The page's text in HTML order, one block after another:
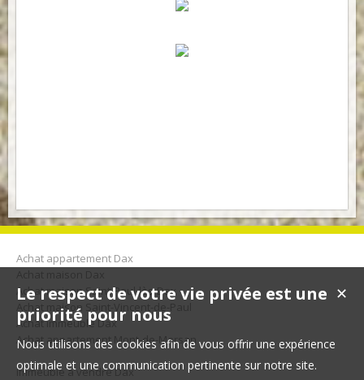
Achat appartement Dax
Achat maison Saint-Paul-lès-Dax
Achat maison Saint-Vincent-de-Paul
Achat immeuble Dax
Achat appartement Mont-de-Marsan
Immeuble à vendre Dax
✕
Le respect de votre vie privée est une
priorité pour nous
Nous utilisons des cookies afin de vous offrir une expérience
optimale et une communication pertinente sur notre site.